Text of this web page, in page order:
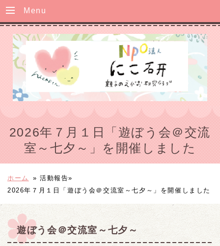
Menu
2026年７月１日「遊ぼう会＠交流
室～七夕～」を開催しました
ホーム » 活動報告»
2026年７月１日「遊ぼう会＠交流室～七夕～」を開催しました
遊ぼう会＠交流室～七夕～